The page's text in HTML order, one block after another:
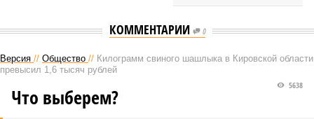
КОММЕНТАРИИ 0
Версия // Общество // Килограмм свиного шашлыка в Кировской области
превысил 1,6 тысяч рублей
5638
Что выберем?